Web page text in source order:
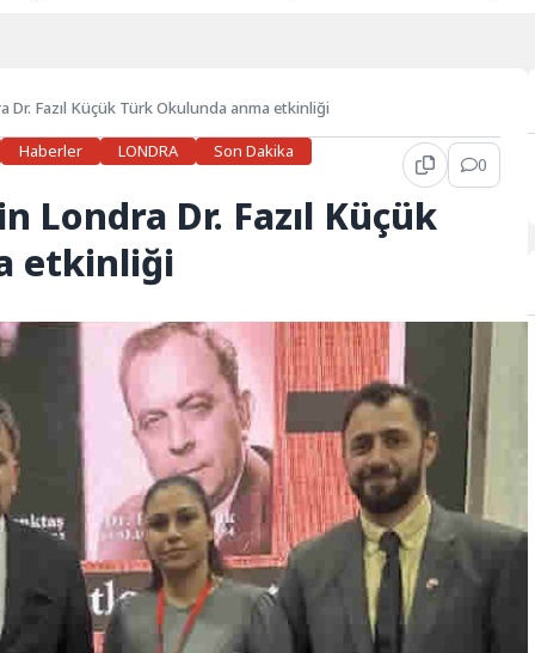
Dr. Fazıl Küçük Türk Okulunda anma etkinliği
Haberler
LONDRA Son Dakika
0
Londra Dr. Fazıl Küçük
etkinliği